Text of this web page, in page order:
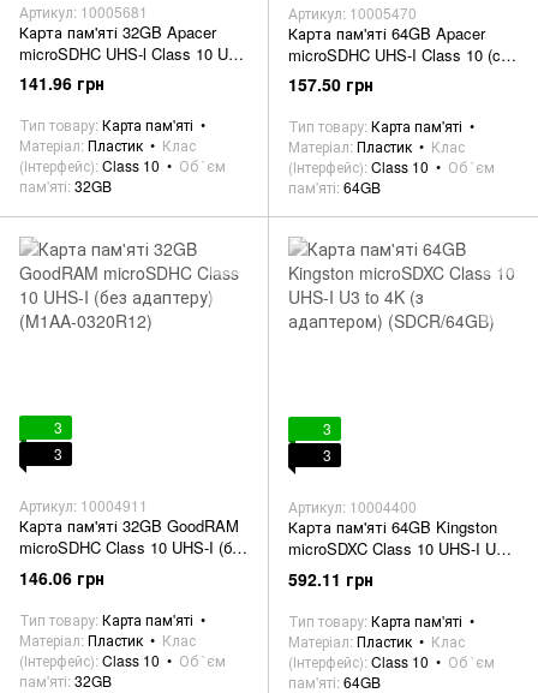
Артикул: 10005681
Карта пам'яті 32GB Apacer
microSDHC UHS-l Class 10 Up
to 45MB/s (c адаптером)
(AP32GMCSH10U1-R)
141.96 грн
Тип товару Карта пам'яті
Матеріал Пластик
Клас
(Інтерфейс) Class 10
Об `єм
пам'яті 32GB
Артикул: 10005470
Карта пам'яті 64GB Apacer
microSDHC UHS-I Class 10 (c
адаптером)
(AP64GMCSX10U1-R)
157.50 грн
Тип товару Карта пам'яті
Матеріал Пластик
Клас
(Інтерфейс) Class 10
Об `єм
пам'яті 64GB
3
3
Артикул: 10004911
Карта пам'яті 32GB GoodRAM
microSDHC Class 10 UHS-I (без
адаптеру) (M1AA-0320R12)
146.06 грн
Тип товару Карта пам'яті
Матеріал Пластик
Клас
(Інтерфейс) Class 10
Об `єм
пам'яті 32GB
3
3
Артикул: 10004400
Карта пам'яті 64GB Kingston
microSDXC Class 10 UHS-I U3
to 4K (з адаптером)
(SDCR/64GB)
592.11 грн
Тип товару Карта пам'яті
Матеріал Пластик
Клас
(Інтерфейс) Class 10
Об `єм
пам'яті 64GB